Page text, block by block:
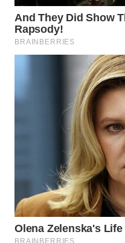
Network
KONSUMEN
LISTRIK
KELISTRIKAN
MAWAKA
ID
MARTABAT
NET